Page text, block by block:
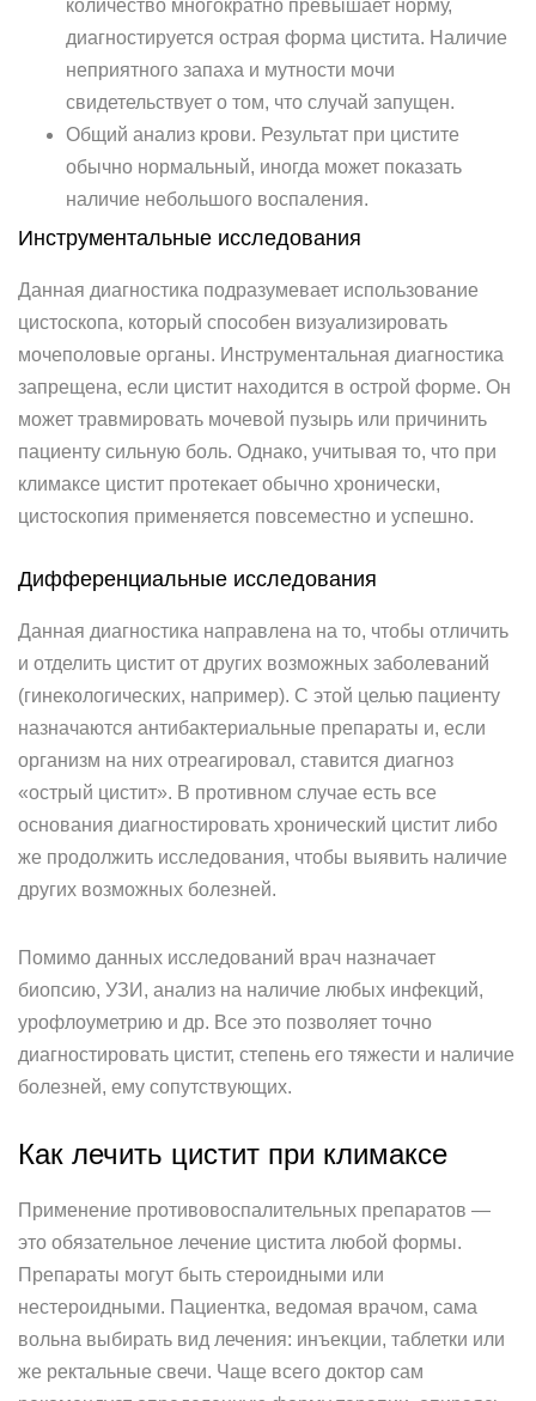
количество многократно превышает норму,
диагностируется острая форма цистита. Наличие
неприятного запаха и мутности мочи
свидетельствует о том, что случай запущен.
Общий анализ крови. Результат при цистите
обычно нормальный, иногда может показать
наличие небольшого воспаления.
Инструментальные исследования
Данная диагностика подразумевает использование
цистоскопа, который способен визуализировать
мочеполовые органы. Инструментальная диагностика
запрещена, если цистит находится в острой форме. Он
может травмировать мочевой пузырь или причинить
пациенту сильную боль. Однако, учитывая то, что при
климаксе цистит протекает обычно хронически,
цистоскопия применяется повсеместно и успешно.
Дифференциальные исследования
Данная диагностика направлена на то, чтобы отличить
и отделить цистит от других возможных заболеваний
(гинекологических, например). С этой целью пациенту
назначаются антибактериальные препараты и, если
организм на них отреагировал, ставится диагноз
«острый цистит». В противном случае есть все
основания диагностировать хронический цистит либо
же продолжить исследования, чтобы выявить наличие
других возможных болезней.
Помимо данных исследований врач назначает
биопсию, УЗИ, анализ на наличие любых инфекций,
урофлоуметрию и др. Все это позволяет точно
диагностировать цистит, степень его тяжести и наличие
болезней, ему сопутствующих.
Как лечить цистит при климаксе
Применение противовоспалительных препаратов —
это обязательное лечение цистита любой формы.
Препараты могут быть стероидными или
нестероидными. Пациентка, ведомая врачом, сама
вольна выбирать вид лечения: инъекции, таблетки или
же ректальные свечи. Чаще всего доктор сам